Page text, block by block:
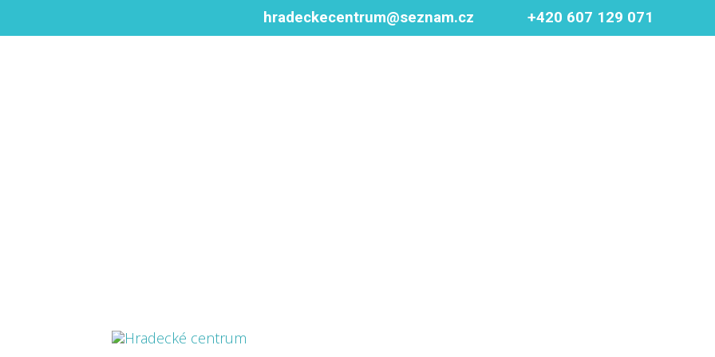
hradeckecentrum@seznam.cz +420 607 129 071